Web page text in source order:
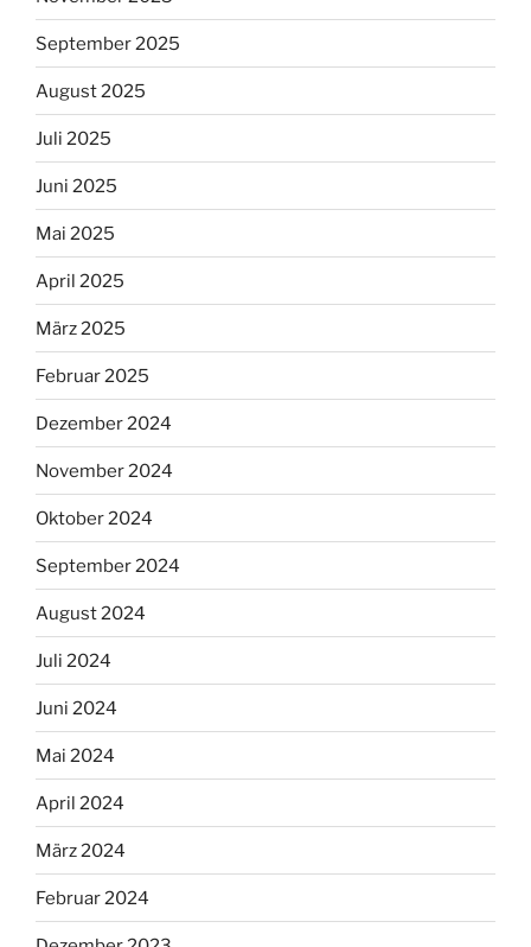
September 2025
August 2025
Juli 2025
Juni 2025
Mai 2025
April 2025
März 2025
Februar 2025
Dezember 2024
November 2024
Oktober 2024
September 2024
August 2024
Juli 2024
Juni 2024
Mai 2024
April 2024
März 2024
Februar 2024